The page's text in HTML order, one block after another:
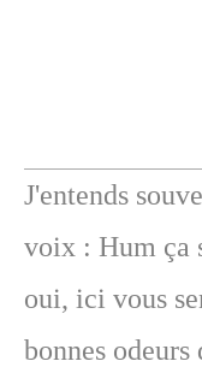
J'entends
voix : Hum ça
oui, ici vous
bonnes odeurs